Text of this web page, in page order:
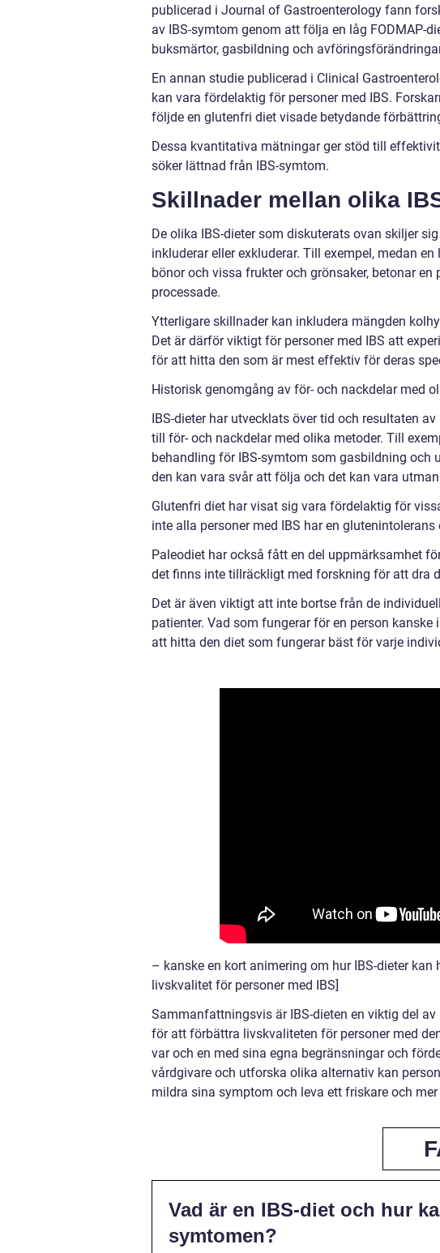
publicerad i Journal of Gastroenterology fann
av IBS-symtom genom att följa en låg FODMAP-
buksmärtor, gasbildning och
En annan studie publicerad i Clinical
kan vara fördelaktig för personer med IBS.
följde en glutenfri diet visade betydande
Dessa kvantitativa mätningar ger stöd till
söker lättnad från IBS-symtom.
Skillnader mellan olika
De olika IBS-dieter som diskuterats ovan skiljer
inkluderar eller exkluderar. Till exempel, medan
bönor och vissa frukter och grönsaker, betonar
processade.
Ytterligare skillnader kan inkludera mängden
Det är därför viktigt för personer med IBS att
för att hitta den som är mest effektiv för deras
Historisk genomgång av för- och nackdelar med
IBS-dieter har utvecklats över tid och resultaten
till för- och nackdelar med olika metoder. Till
behandling för IBS-symtom som gasbildning och
den kan vara svår att följa och det kan vara
Glutenfri diet har visat sig vara fördelaktig för
inte alla personer med IBS har en
Paleodiet har också fått en del uppmärksamhet
det finns inte tillräckligt med forskning för att dra
Det är även viktigt att inte bortse från de
patienter. Vad som fungerar för en person
att hitta den diet som fungerar bäst för varje
– kanske en kort animering om hur IBS-dieter
livskvalitet för personer med IBS]
Sammanfattningsvis är IBS-dieten en viktig del
för att förbättra livskvaliteten för personer med
var och en med sina egna begränsningar och
vårdgivare och utforska olika alternativ kan
mildra sina symptom och leva ett friskare och
Vad är en IBS-diet och hur
symtomen?